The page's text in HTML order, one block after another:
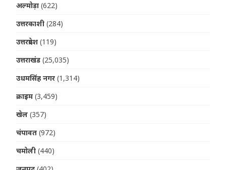
अल्मोड़ा (622)
उत्तरकाशी (284)
उत्तरप्रदेश (119)
उत्तराखंड (25,035)
उधमसिंह नगर (1,314)
क्राइम (3,459)
खेल (357)
चंपावत (972)
चमोली (440)